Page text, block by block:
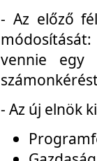
- Az előző
vennie egy
- Az új elnök